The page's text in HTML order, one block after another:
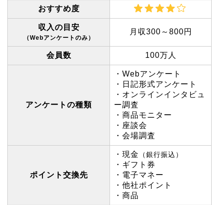
おすすめ度
収入の目安
（Webアンケートのみ）
月収300～800円
会員数 100万人
アンケートの種類
・Webアンケート
・日記形式アンケート
・オンラインインタビュ
ー調査
・商品モニター
・座談会
・会場調査
ポイント交換先
・現金 （銀行振込）
・ギフト券
・電子マネー
・他社ポイント
・商品